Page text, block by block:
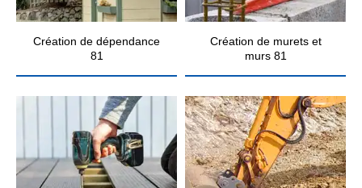
Création de dépendance
81
Création de murets et
murs 81